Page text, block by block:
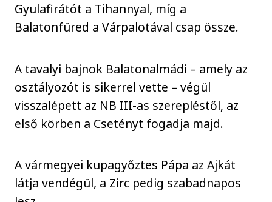
Gyulafirátót a Tihannyal, míg a
Balatonfüred a Várpalotával csap össze.
A tavalyi bajnok Balatonalmádi – amely az
osztályozót is sikerrel vette – végül
visszalépett az NB III-as szerepléstől, az
első körben a Csetényt fogadja majd.
A vármegyei kupagyőztes Pápa az Ajkát
látja vendégül, a Zirc pedig szabadnapos